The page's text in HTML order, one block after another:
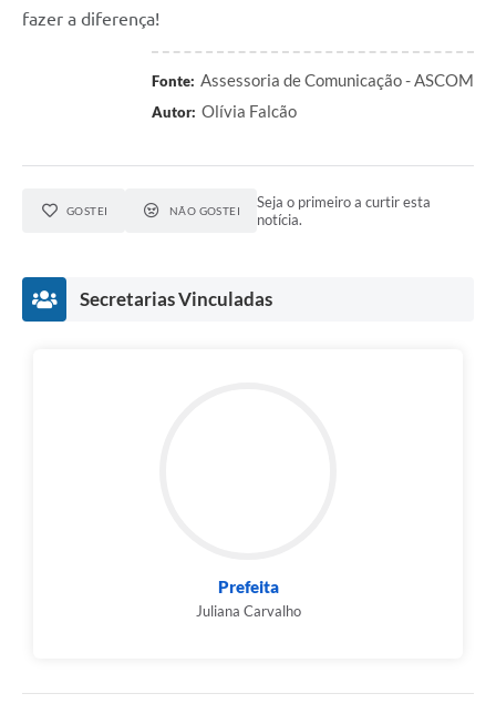
fazer a diferença!
Fonte: Assessoria de Comunicação - ASCOM
Autor: Olívia Falcão
GOSTEI NÃO GOSTEI
Seja o primeiro a curtir esta
notícia.
Secretarias Vinculadas
Prefeita
Juliana Carvalho